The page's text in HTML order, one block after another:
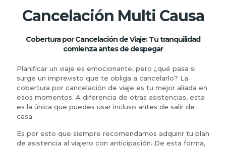
Cancelación Multi Causa
Cobertura por Cancelación de Viaje: Tu tranquilidad
comienza antes de despegar
Planificar un viaje es emocionante, pero ¿qué pasa si
surge un imprevisto que te obliga a cancelarlo? La
cobertura por cancelación de viaje es tu mejor aliada en
esos momentos. A diferencia de otras asistencias, esta
es la única que puedes usar incluso antes de salir de
casa.
Es por esto que siempre recomendamos adquirir tu plan
de asistencia al viajero con anticipación. De esta forma,